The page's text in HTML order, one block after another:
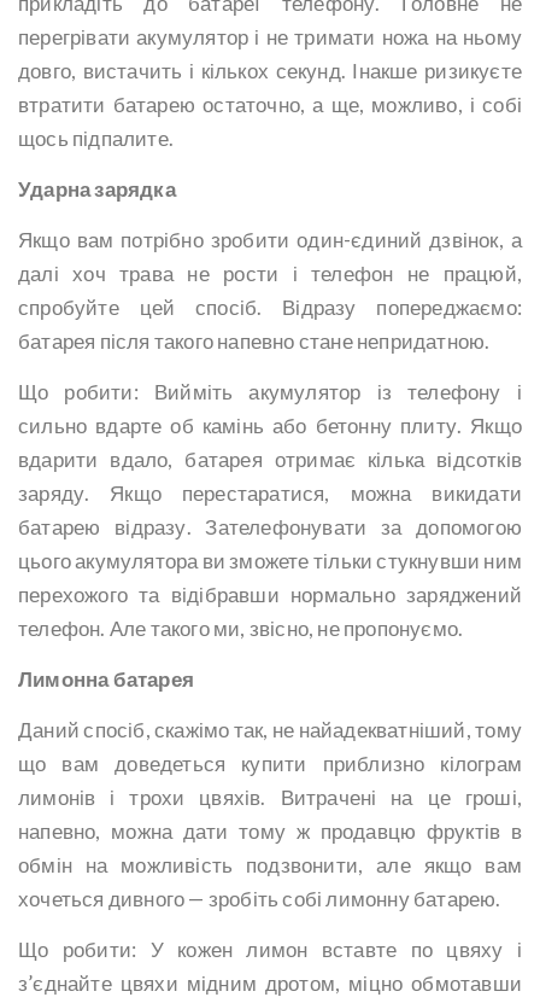
перегрівати акумулятор і не тримати ножа на ньому
довго, вистачить і кількох секунд. Інакше ризикуєте
втратити батарею остаточно, а ще, можливо, і собі
щось підпалите.
Ударна зарядка
Якщо вам потрібно зробити один-єдиний дзвінок, а
далі хоч трава не рости і телефон не працюй,
спробуйте цей спосіб. Відразу попереджаємо:
батарея після такого напевно стане непридатною.
Що робити: Вийміть акумулятор із телефону і
сильно вдарте об камінь або бетонну плиту. Якщо
вдарити вдало, батарея отримає кілька відсотків
заряду. Якщо перестаратися, можна викидати
батарею відразу. Зателефонувати за допомогою
цього акумулятора ви зможете тільки стукнувши ним
перехожого та відібравши нормально заряджений
телефон. Але такого ми, звісно, ​​не пропонуємо.
Лимонна батарея
Даний спосіб, скажімо так, не найадекватніший, тому
що вам доведеться купити приблизно кілограм
лимонів і трохи цвяхів. Витрачені на це гроші,
напевно, можна дати тому ж продавцю фруктів в
обмін на можливість подзвонити, але якщо вам
хочеться дивного — зробіть собі лимонну батарею.
Що робити: У кожен лимон вставте по цвяху і
з’єднайте цвяхи мідним дротом, міцно обмотавши